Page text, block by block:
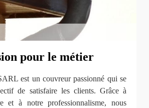
pour le métier
est un couvreur passionné qui se
de satisfaire les clients. Grâce à
et à notre professionnalisme, nous